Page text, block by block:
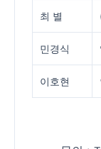
최 별
민경식
이호현